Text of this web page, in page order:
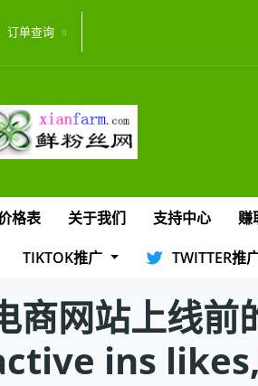
订单查询
格表 关于我们 支持中心 赚
TIKTOK推广
TWITTER推
商网站上线
ins